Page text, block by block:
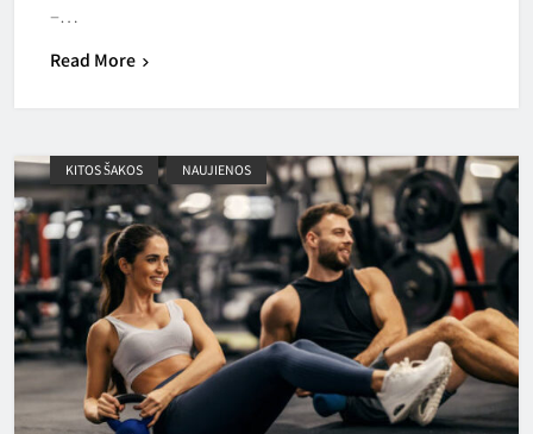
–…
Read More
KITOS ŠAKOS NAUJIENOS